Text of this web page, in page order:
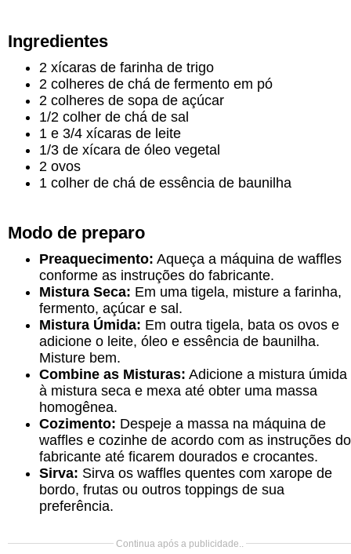
Ingredientes
2 xícaras de farinha de trigo
2 colheres de chá de fermento em pó
2 colheres de sopa de açúcar
1/2 colher de chá de sal
1 e 3/4 xícaras de leite
1/3 de xícara de óleo vegetal
2 ovos
1 colher de chá de essência de baunilha
Modo de preparo
Preaquecimento: Aqueça a máquina de waffles
conforme as instruções do fabricante.
Mistura Seca: Em uma tigela, misture a farinha,
fermento, açúcar e sal.
Mistura Úmida: Em outra tigela, bata os ovos e
adicione o leite, óleo e essência de baunilha.
Misture bem.
Combine as Misturas: Adicione a mistura úmida
à mistura seca e mexa até obter uma massa
homogênea.
Cozimento: Despeje a massa na máquina de
waffles e cozinhe de acordo com as instruções do
fabricante até ficarem dourados e crocantes.
Sirva: Sirva os waffles quentes com xarope de
bordo, frutas ou outros toppings de sua
preferência.
Continua após a publicidade..